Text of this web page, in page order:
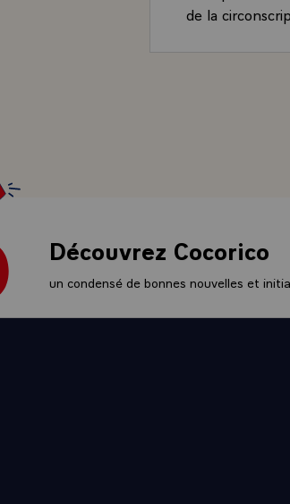
de la
ma vie
- Mais je ne
- QUESTION.-
permet de
impressions,
QUESTION.-
- LE
Découvrez Cocorico
un condensé de bonnes nouvelles et